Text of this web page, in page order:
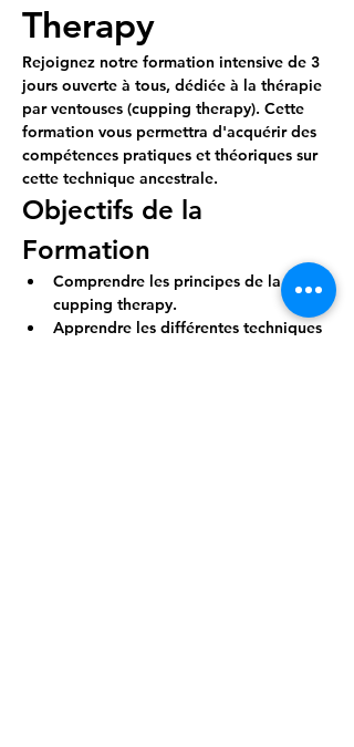
Therapy
Rejoignez notre formation intensive de 3
jours ouverte à tous, dédiée à la thérapie
par ventouses (cupping therapy). Cette
formation vous permettra d'acquérir des
compétences pratiques et théoriques sur
cette technique ancestrale.
Objectifs de la
Formation
Comprendre les principes de la
cupping therapy.
Apprendre les différentes techniques